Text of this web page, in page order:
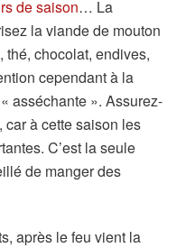
de saison… La
la viande de mouton
thé, chocolat, endives,
cependant à la
asséchante ». Assurez-
, car à cette saison les
C’est la seule
de manger des
après le feu vient la